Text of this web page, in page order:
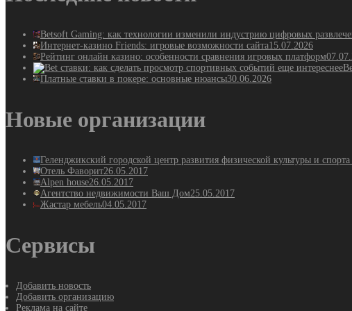
Betsoft Gaming: как технологии изменили индустрию цифровых
Интернет-казино Friends: игровые возможности сайта15.07.2026
Рейтинг онлайн казино: особенности сравнения игровых платформ
Платные ставки в покере: основные нюансы30.06.2026
Новые организации
Геленджикский городской центр развития физической культуры и спорта
Отель Фаворит26.05.2017
Alpen house26.05.2017
Агентство недвижимости Ваш Дом25.05.2017
Жастар мебель04.05.2017
Сервисы
Добавить новость
Добавить организацию
Реклама на сайте